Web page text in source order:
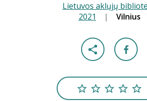
Lietuvos aklųjų
2021 | Vilnius